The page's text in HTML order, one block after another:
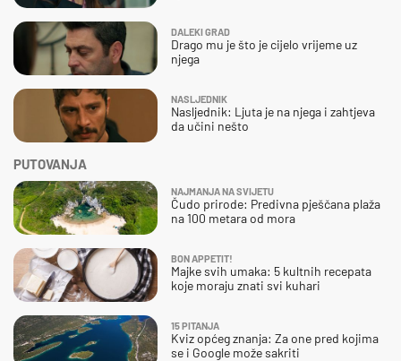
DALEKI GRAD
Drago mu je što je cijelo vrijeme uz
njega
NASLJEDNIK
Nasljednik: Ljuta je na njega i zahtjeva
da učini nešto
PUTOVANJA
NAJMANJA NA SVIJETU
Čudo prirode: Predivna pješčana plaža
na 100 metara od mora
BON APPETIT!
Majke svih umaka: 5 kultnih recepata
koje moraju znati svi kuhari
15 PITANJA
Kviz općeg znanja: Za one pred kojima
se i Google može sakriti